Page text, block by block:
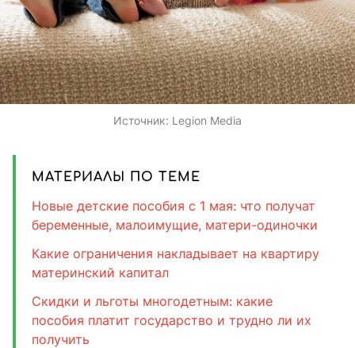
Источник: Legion Media
МАТЕРИАЛЫ ПО ТЕМЕ
Новые детские пособия с 1 мая: что получат
беременные, малоимущие, матери-одиночки
Какие ограничения накладывает на квартиру
материнский капитал
Скидки и льготы многодетным: какие
пособия платит государство и трудно ли их
получить